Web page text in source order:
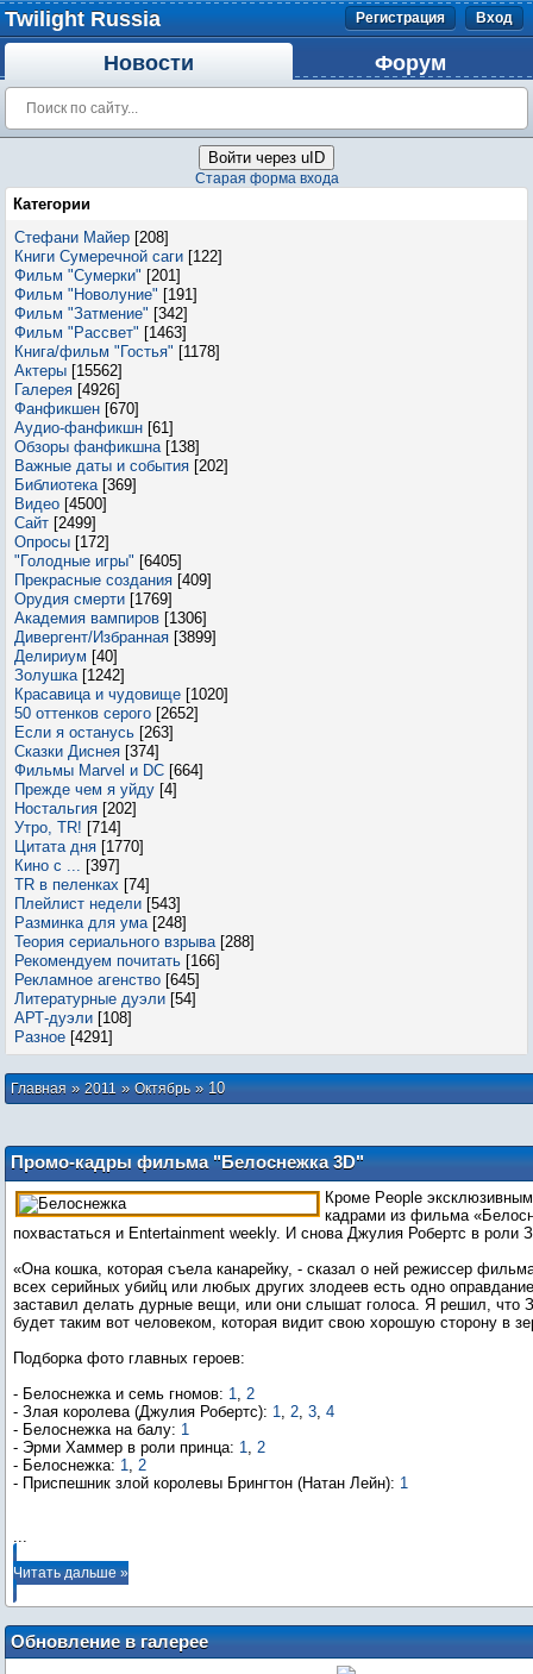
Twilight Russia Регистрация Вход
Новости Форум
Войти через uID
Старая форма входа
Категории
Стефани Майер [208]
Книги Сумеречной саги [122]
Фильм "Сумерки" [201]
Фильм "Новолуние" [191]
Фильм "Затмение" [342]
Фильм "Рассвет" [1463]
Книга/фильм "Гостья" [1178]
Актеры [15562]
Галерея [4926]
Фанфикшен [670]
Аудио-фанфикшн [61]
Обзоры фанфикшна [138]
Важные даты и события [202]
Библиотека [369]
Видео [4500]
Сайт [2499]
Опросы [172]
"Голодные игры" [6405]
Прекрасные создания [409]
Орудия смерти [1769]
Академия вампиров [1306]
Дивергент/Избранная [3899]
Делириум [40]
Золушка [1242]
Красавица и чудовище [1020]
50 оттенков серого [2652]
Если я останусь [263]
Сказки Диснея [374]
Фильмы Marvel и DC [664]
Прежде чем я уйду [4]
Ностальгия [202]
Утро, TR! [714]
Цитата дня [1770]
Кино с ... [397]
TR в пеленках [74]
Плейлист недели [543]
Разминка для ума [248]
Теория сериального взрыва [288]
Рекомендуем почитать [166]
Рекламное агенство [645]
Литературные дуэли [54]
АРТ-дуэли [108]
Разное [4291]
Главная»2011 » Октябрь » 10
Промо-кадры фильма "Белоснежка 3D"
в журнале Entertainment weekly
Кроме People
кадрами из фильма
похвастаться и Entertainment weekly. И снова Джулия Робертс в роли
«Она кошка, которая съела канарейку, - сказал о ней режиссер
всех серийных убийц или любых других злодеев есть одно
заставил делать дурные вещи, или они слышат голоса. Я решил, что
будет таким вот человеком, которая видит свою хорошую сторону в
Подборка фото главных героев:
- Белоснежка и семь гномов: 1, 2
- Злая королева (Джулия Робертс): 1, 2, 3, 4
- Белоснежка на балу: 1
- Эрми Хаммер в роли принца: 1, 2
- Белоснежка: 1, 2
- Приспешник злой королевы Брингтон (Натан Лейн): 1
...
Читать дальше »
Обновление в галерее